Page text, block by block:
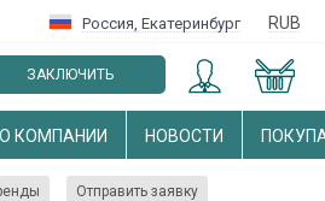
Россия, Екатеринбург RUB
ЗАКЛЮЧИТЬ
ДОГОВОР
О КОМПАНИИ НОВОСТИ
Отправить заявку